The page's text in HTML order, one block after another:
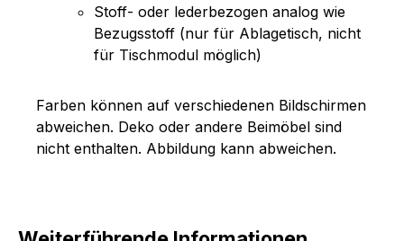
Stoff- oder lederbezogen analog wie
Bezugsstoff (nur für Ablagetisch, nicht
für Tischmodul möglich)
Farben können auf verschiedenen Bildschirmen
abweichen. Deko oder andere Beimöbel sind
nicht enthalten. Abbildung kann abweichen.